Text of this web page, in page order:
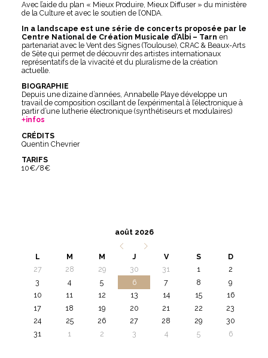
Avec l’aide du plan « Mieux Produire, Mieux Diffuser » du ministère
de la Culture et avec le soutien de l’ONDA.
In a landscape est une série de concerts proposée par le
Centre National de Création Musicale d’Albi – Tarn en
partenariat avec le Vent des Signes (Toulouse), CRAC & Beaux-Arts
de Sète qui permet de découvrir des artistes internationaux
représentatifs de la vivacité et du pluralisme de la création
actuelle.
BIOGRAPHIE
Depuis une dizaine d’années, Annabelle Playe développe un
travail de composition oscillant de l’expérimental à l’électronique à
partir d’une lutherie électronique (synthétiseurs et modulaires)
infos
CRÉDITS
Quentin Chevrier
TARIFS
10€/8€
août 2026
L M M J V S
D
27
28 29 30 31 1
2
3
4 5 6 7 8
9
10
11 12 13 14 15
16
17
18 19 20 21 22
23
24
25 26 27 28 29
30
31
1 2 3 4 5 6